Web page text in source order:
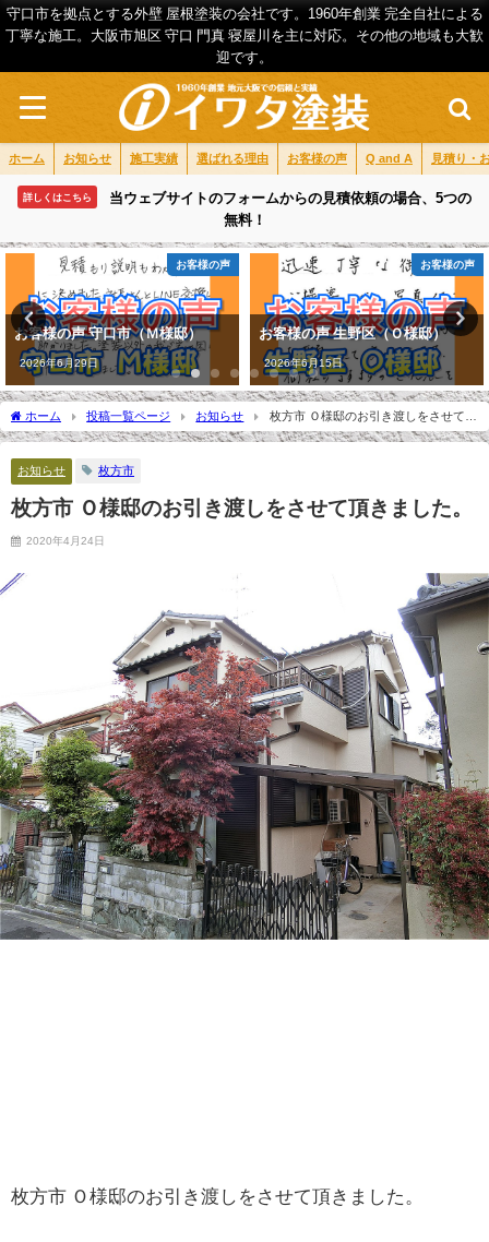
守口市を拠点とする外壁 屋根塗装の会社です。1960年創業 完全自社による
丁寧な施工。大阪市旭区 守口 門真 寝屋川を主に対応。その他の地域も大歓
迎です。
ホーム お知らせ 施工実績 選ばれる理由 お客様の声 Q and A 見積り・
詳しくはこちら
当ウェブサイトのフォームからの見積依頼の場合、5つの
無料！
お客様の声
お客様の声 守口市（Ｍ様邸）
2026年6月29日
お客様の声
お客様の声 生野区（Ｏ様邸）
2026年6月15日
ホーム 投稿一覧ページ お知らせ
枚方市 Ｏ様邸のお引き渡しをさせて頂
きました。
お知らせ 枚方市
枚方市 Ｏ様邸のお引き渡しをさせて頂きました。
2020年4月24日
枚方市 Ｏ様邸のお引き渡しをさせて頂きました。